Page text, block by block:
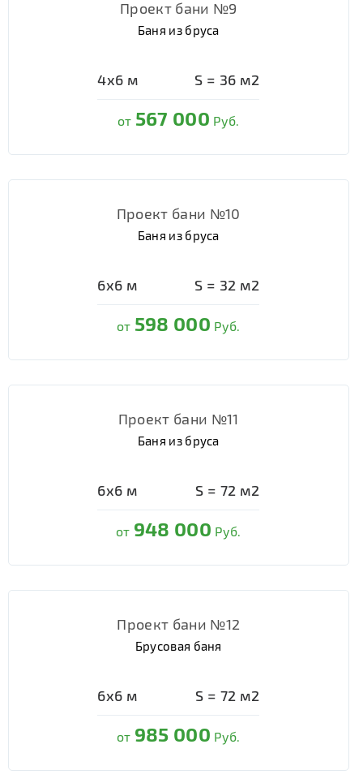
Проект бани №9
Баня из бруса
4х6 м S = 36 м2
от 567 000 Руб.
Проект бани №10
Баня из бруса
6х6 м S = 32 м2
от 598 000 Руб.
Проект бани №11
Баня из бруса
6х6 м S = 72 м2
от 948 000 Руб.
Проект бани №12
Брусовая баня
6х6 м S = 72 м2
от 985 000 Руб.